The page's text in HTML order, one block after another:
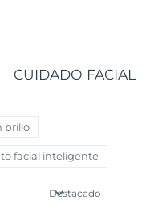
CUIDADO FACIAL
brillo
facial inteligente
Destacado
prevista
Entrega prevista8/13/26